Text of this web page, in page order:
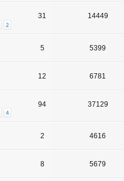
2
31 14449
5 5399
12 6781
4
94 37129
2 4616
8 5679